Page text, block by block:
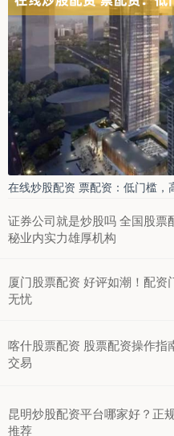
在线炒股配资 票配资：低门槛，
证券公司就是炒股吗 全国股票
秘业内实力雄厚机构
厦门股票配资 好评如潮！配资
无忧
喀什股票配资 股票配资操作指
交易
昆明炒股配资平台哪家好？正
推荐